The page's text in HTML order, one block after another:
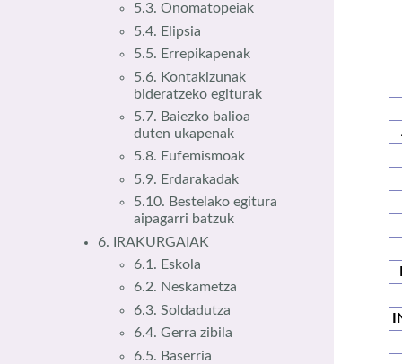
5.3. Onomatopeiak
5.4. Elipsia
5.5. Errepikapenak
5.6. Kontakizunak
bideratzeko egiturak
5.7. Baiezko balioa
duten ukapenak
5.8. Eufemismoak
5.9. Erdarakadak
5.10. Bestelako egitura
aipagarri batzuk
6. IRAKURGAIAK
6.1. Eskola
6.2. Neskametza
6.3. Soldadutza
6.4. Gerra zibila
6.5. Baserria